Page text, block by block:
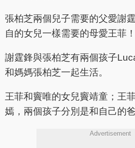
張柏芝兩個兒子需要的父愛謝
自的女兒一樣需要的母愛王菲！
謝霆鋒與張柏芝有兩個孩子
和媽媽張柏芝一起生活。
王菲和竇唯的女兒竇靖童；王
嫣，兩個孩子分別是和自己的
Advertisement